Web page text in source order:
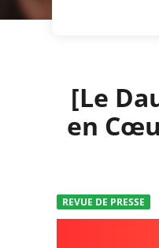
[Le
en
REVUE DE PRESSE